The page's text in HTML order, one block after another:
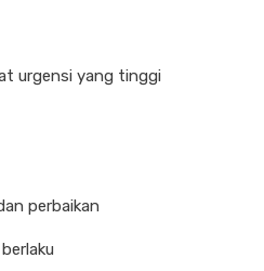
urgensi yang tinggi
perbaikan